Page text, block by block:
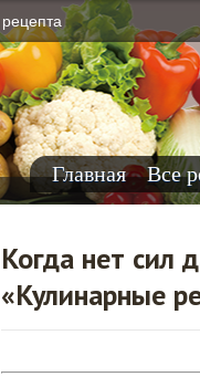
Главная Все
Когда нет сил
«Кулинарные